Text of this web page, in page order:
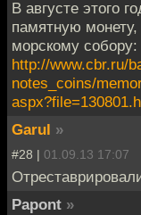
В августе этого
памятную
морскому собору:
http://www.cbr.ru/
notes_coins/
Garul »
#28 | 01.09.13 17:07
Papont »